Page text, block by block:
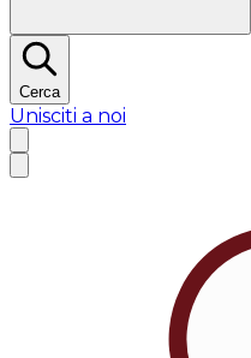
Cerca
Unisciti a noi